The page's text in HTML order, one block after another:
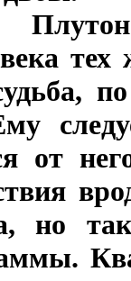
от
но